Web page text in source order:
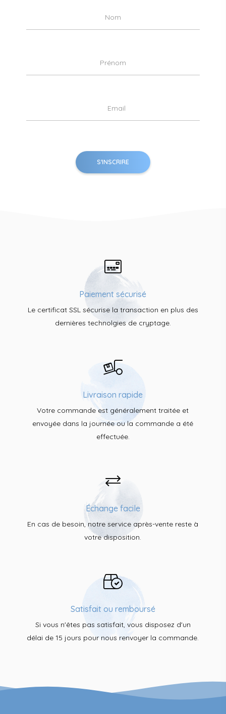
Paiement sécurisé
Le certificat SSL sécurise la transaction en plus des
dernières technolgies de cryptage.
Livraison rapide
Votre commande est généralement traitée et
envoyée dans la journée ou la commande a été
effectuée.
Échange facile
En cas de besoin, notre service après-vente reste à
votre disposition.
Satisfait ou remboursé
Si vous n'êtes pas satisfait, vous disposez d'un
délai de 15 jours pour nous renvoyer la commande.